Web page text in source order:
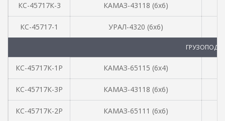
КС-45717К-3 КАМАЗ-43118 (6х6)
КС-45717-1 УРАЛ-4320 (6х6)
КС-45717К-1Р КАМАЗ-65115 (6х4)
КС-45717К-3Р КАМАЗ-43118 (6х6)
КС-45717К-2Р КАМАЗ-65111 (6х6)